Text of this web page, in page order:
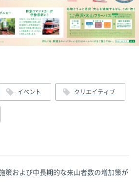
イベント クリエイティブ
策および中長期的な来山者数の増加策が